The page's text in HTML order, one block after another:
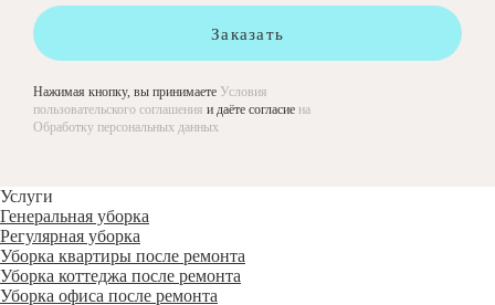
Заказать
Нажимая кнопку, вы принимаете Условия
пользовательского соглашения и даёте согласие на
Обработку персональных данных
Услуги
Генеральная уборка
Регулярная уборка
Уборка квартиры после ремонта
Уборка коттеджа после ремонта
Уборка офиса после ремонта